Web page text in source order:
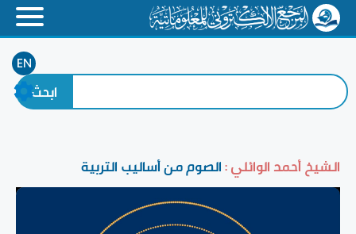
EN
الشيخ أحمد الوائلي :الصوم من أساليب التربية